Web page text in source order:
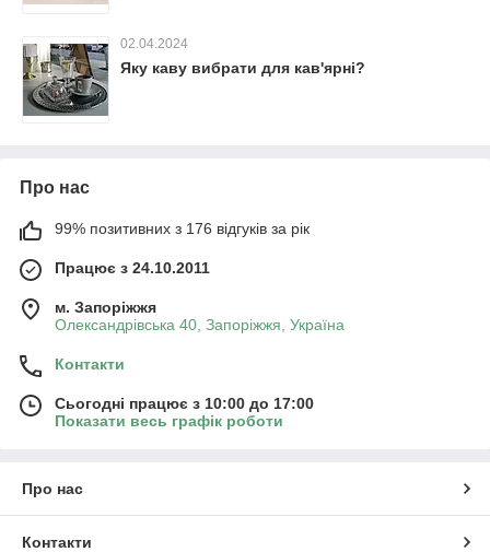
02.04.2024
Яку каву вибрати для кав'ярні?
Про нас
99% позитивних з 176 відгуків за рік
Працює з 24.10.2011
м. Запоріжжя
Олександрівська 40, Запоріжжя, Україна
Контакти
Сьогодні працює з 10:00 до 17:00
Показати весь графік роботи
Про нас
Контакти